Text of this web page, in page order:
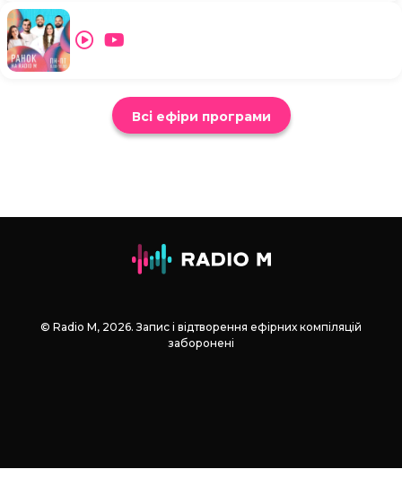
Всі ефіри програми
© Radio М, 2026. Запис і відтворення ефірних компіляцій
заборонені